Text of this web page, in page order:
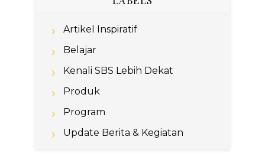
Artikel Inspiratif
Belajar
Kenali SBS Lebih Dekat
Produk
Program
Update Berita & Kegiatan